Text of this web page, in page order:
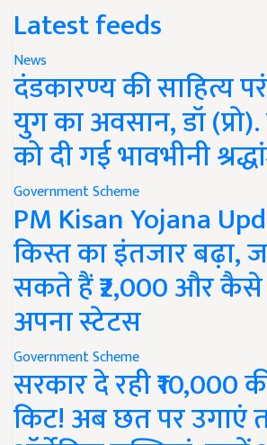
Latest feeds
News
दंडकारण्य की साहित्य
युग का अवसान, डॉ
को दी गई भावभीनी
Government Scheme
PM Kisan Yojana
किस्त का इंतजार बढ़ा,
सकते हैं ₹2,000 और
अपना स्टेटस
Government Scheme
सरकार दे रही ₹10,000
किट! अब छत पर उगाएं